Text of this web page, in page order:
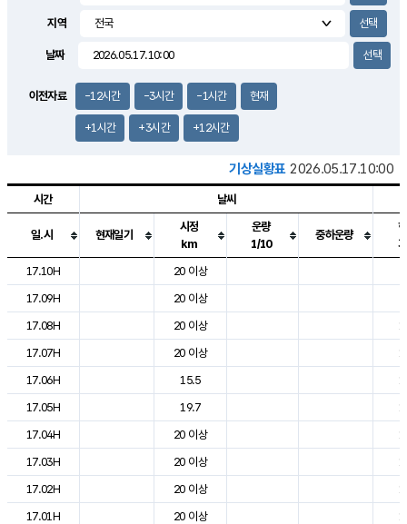
2.1m/s
지역
날짜
이전자료 -12시간 -3시간 -1시간 현재
+1시간 +3시간 +12시간
기상실황표 2026.05.17.10:00
도시별 기상실황표로 지점, 날씨, 기온, 강수, 바람, 기압등을 안내한 표입
시간 날씨
일.시 현재일기
시정
km
운량
1/10
중하운량
17.10H
20 이상
17.09H
20 이상
17.08H
20 이상
17.07H
20 이상
17.06H
15.5
17.05H
19.7
17.04H
20 이상
17.03H
20 이상
17.02H
20 이상
17.01H
20 이상